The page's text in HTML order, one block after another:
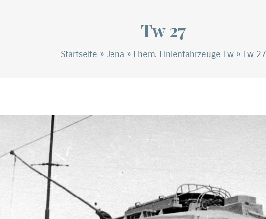
Tw 27
Startseite » Jena » Ehem. Linienfahrzeuge Tw » Tw 27